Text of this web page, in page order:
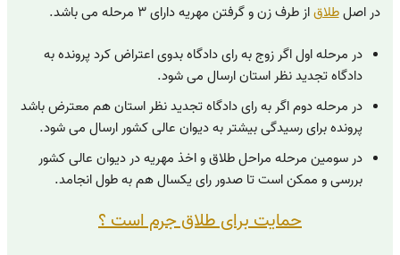
در اصلطلاقاز طرف زن و گرفتن مهریه دارای ۳ مرحله می باشد.
در مرحله اول اگر زوج به رای دادگاه بدوی اعتراض کرد پرونده به
دادگاه تجدید نظر استان ارسال می شود.
در مرحله دوم اگر به رای دادگاه تجدید نظر استان هم معترض باشد
پرونده برای رسیدگی بیشتر به دیوان عالی کشور ارسال می شود.
در سومین مرحله مراحل طلاق و اخذ مهریه در دیوان عالی کشور
بررسی و ممکن است تا صدور رای یکسال هم به طول انجامد.
حمایت برای طلاق جرم است ؟